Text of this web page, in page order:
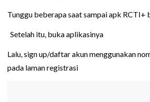
Tunggu beberapa saat sampai apk RCTI+
Setelah itu, buka aplikasinya
Lalu, sign up/daftar akun menggunakan
pada laman registrasi